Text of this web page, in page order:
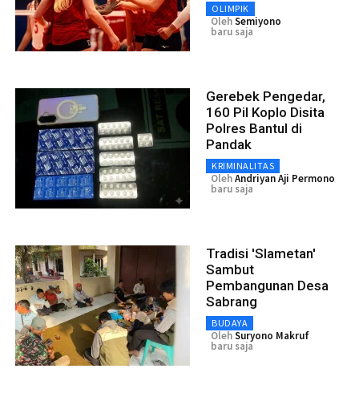
OLIMPIK
OlehSemiyono
baru saja
Gerebek Pengedar,
160 Pil Koplo Disita
Polres Bantul di
Pandak
KRIMINALITAS
OlehAndriyan Aji Permono
baru saja
Tradisi 'Slametan'
Sambut
Pembangunan Desa
Sabrang
BUDAYA
OlehSuryono Makruf
baru saja